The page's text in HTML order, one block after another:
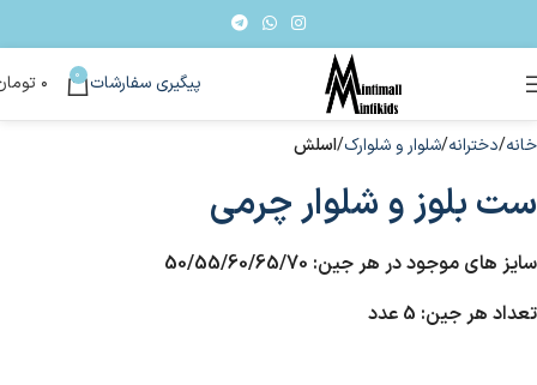
پیگیری سفارشات 0 ۰
خانه دخترانه شلوار و شلوارک اسلش
ست بلوز و شلوار چرمی
سایز های موجود در هر جین: 50/55/60/65/70
تعداد هر جین: 5 عدد